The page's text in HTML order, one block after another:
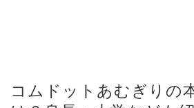
コムドットあむぎりの